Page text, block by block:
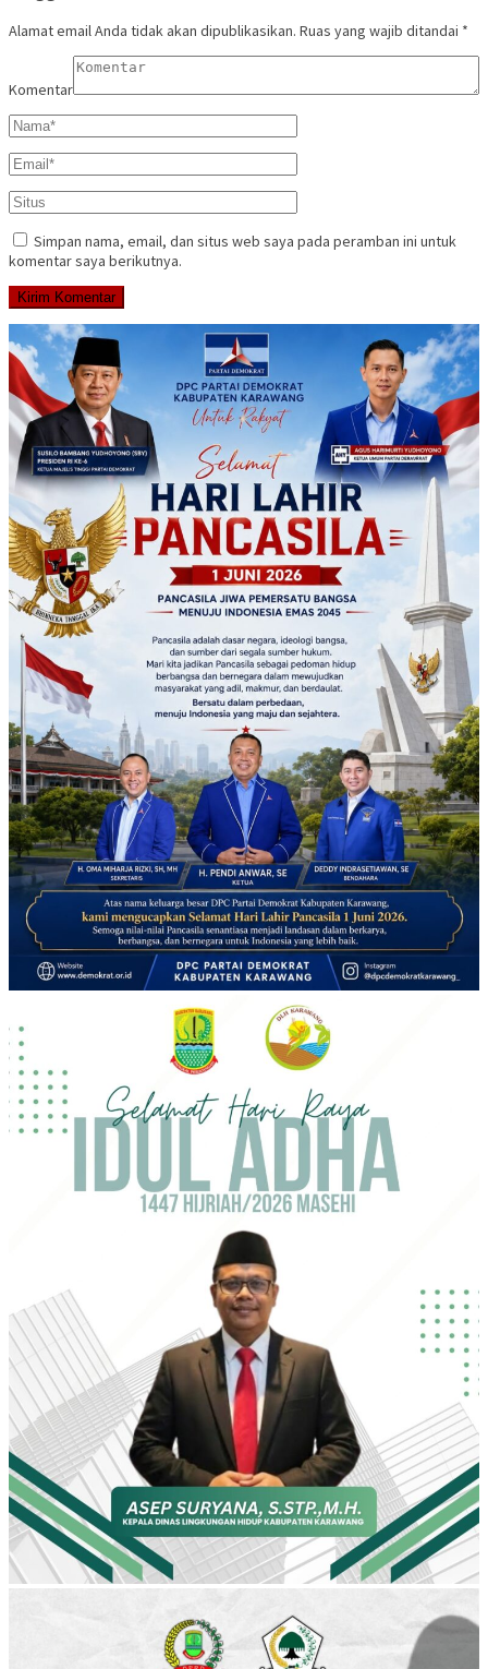
Alamat email Anda tidak akan dipublikasikan. Ruas yang wajib ditandai *
Komentar
Simpan nama, email, dan situs web saya pada peramban ini untuk
komentar saya berikutnya.